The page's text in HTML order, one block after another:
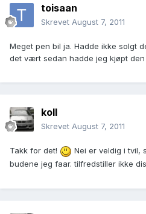
toisaan
Skrevet August 7, 2011
Meget pen bil ja. Hadde ikke solgt
det vært sedan hadde jeg kjøpt
koll
Skrevet August 7, 2011
Takk for det!
Nei er veldig i tvil,
budene jeg faar. tilfredstiller ikke